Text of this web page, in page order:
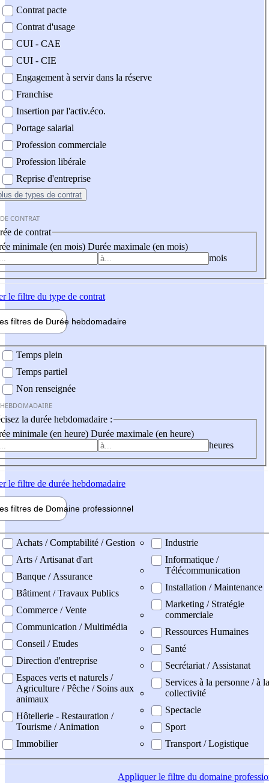
Contrat pacte
Contrat d'usage
CUI - CAE
CUI - CIE
Engagement à servir dans la réserve
Franchise
Insertion par l'activ.éco.
Portage salarial
Profession commerciale
Profession libérale
Reprise d'entreprise
de types de contrat
CONTRAT
de contrat
minimale (en mois) Durée maximale (en mois)
mois
le filtre du type de contrat
filtres de Durée hebdomadaire
Temps plein
Temps partiel
Non renseignée
la durée hebdomadaire :
minimale (en heure) Durée maximale (en heure)
heures
le filtre de durée hebdomadaire
filtres de Domaine professionnel
professionel
Achats / Comptabilité / Gestion
Arts / Artisanat d'art
Banque / Assurance
Bâtiment / Travaux Publics
Commerce / Vente
Communication / Multimédia
Conseil / Etudes
Direction d'entreprise
Espaces verts et naturels /
Agriculture / Pêche / Soins aux
animaux
Hôtellerie - Restauration /
Tourisme / Animation
Immobilier
Industrie
Informatique /
Télécommunication
Installation / Maintenance
Marketing / Stratégie
commerciale
Ressources Humaines
Santé
Secrétariat / Assistanat
Services à la personne / à la
collectivité
Spectacle
Sport
Transport / Logistique
Appliquerle filtre du domaine